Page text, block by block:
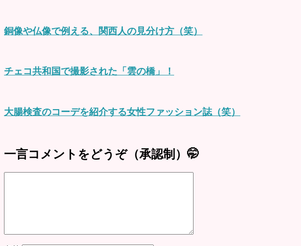
銅像や仏像で例える、関西人の見分け方（笑）
チェコ共和国で撮影された「雲の橋」！
大腸検査のコーデを紹介する女性ファッション誌（笑）
一言コメントをどうぞ（承認制）🤭